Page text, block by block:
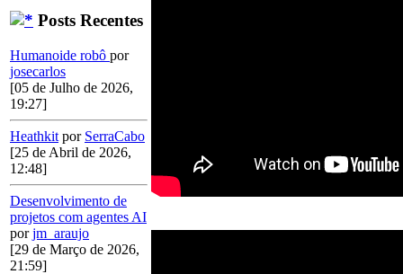
Posts Recentes
Humanoide robô por
josecarlos
[05 de Julho de 2026,
19:27]
Heathkit por SerraCabo
[25 de Abril de 2026,
12:48]
Desenvolvimento de
projetos com agentes AI
porjm_araujo
[29 de Março de 2026,
21:59]